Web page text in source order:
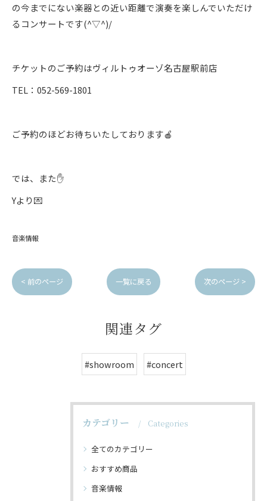
の今までにない楽器との近い距離で演奏を楽しんでいただけ
るコンサートです(^▽^)/
チケットのご予約はヴィルトゥオーゾ名古屋駅前店
TEL：052-569-1801
ご予約のほどお待ちいたしております🍎
では、また✋
Yより💌
音楽情報
< 前のページ 一覧に戻る 次のページ >
関連タグ
#showroom #concert
カテゴリー Categories
全てのカテゴリー
おすすめ商品
音楽情報